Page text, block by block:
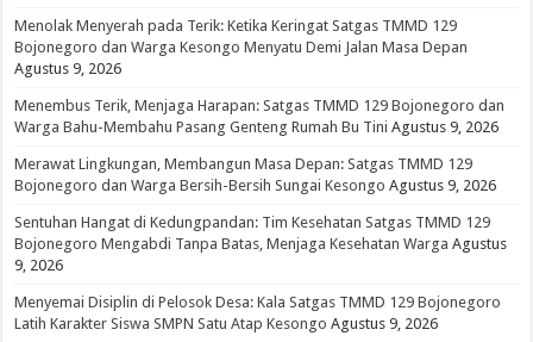
Menolak Menyerah pada Terik: Ketika Keringat Satgas TMMD 129
Bojonegoro dan Warga Kesongo Menyatu Demi Jalan Masa Depan
Agustus 9, 2026
Menembus Terik, Menjaga Harapan: Satgas TMMD 129 Bojonegoro dan
Warga Bahu-Membahu Pasang Genteng Rumah Bu Tini Agustus 9, 2026
Merawat Lingkungan, Membangun Masa Depan: Satgas TMMD 129
Bojonegoro dan Warga Bersih-Bersih Sungai Kesongo Agustus 9, 2026
Sentuhan Hangat di Kedungpandan: Tim Kesehatan Satgas TMMD 129
Bojonegoro Mengabdi Tanpa Batas, Menjaga Kesehatan Warga Agustus
9, 2026
Menyemai Disiplin di Pelosok Desa: Kala Satgas TMMD 129 Bojonegoro
Latih Karakter Siswa SMPN Satu Atap Kesongo Agustus 9, 2026